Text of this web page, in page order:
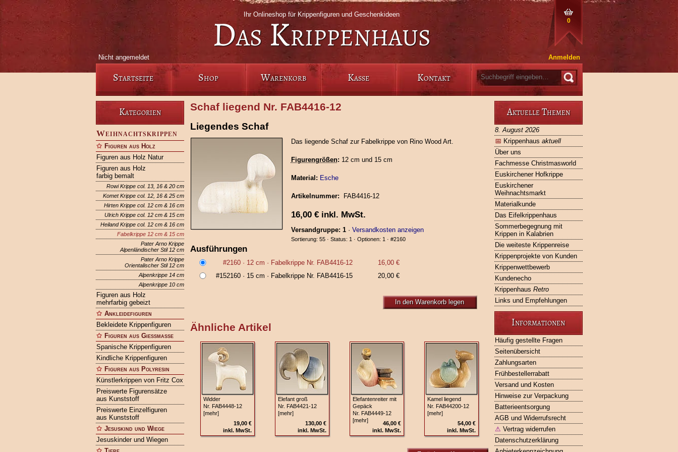
0
Ihr Onlineshop für Krippenfiguren und Geschenkideen
Das Krippenhaus
Nicht angemeldet Anmelden
Startseite Shop Warenkorb Kasse Kontakt
Kategorien
Weihnachtskrippen
Figuren aus Holz
Figuren aus Holz Natur
Figuren aus Holz
farbig bemalt
Rowi Krippe col. 13, 16 & 20 cm
Komet Krippe col. 12, 16 & 25 cm
Hirten Krippe col. 12 cm & 16 cm
Ulrich Krippe col. 12 cm & 15 cm
Heiland Krippe col. 12 cm & 16 cm
Fabelkrippe 12 cm & 15 cm
Pater Arno Krippe
Alpenländischer Stil 12 cm
Pater Arno Krippe
Orientalischer Stil 12 cm
Alpenkrippe 14 cm
Alpenkrippe 10 cm
Figuren aus Holz
mehrfarbig gebeizt
Ankleidefiguren
Bekleidete Krippenfiguren
Figuren aus Gießmasse
Spanische Krippenfiguren
Kindliche Krippenfiguren
Figuren aus Polyresin
Künstlerkrippen von Fritz Cox
Preiswerte Figurensätze
aus Kunststoff
Preiswerte Einzelfiguren
aus Kunststoff
Jesuskind und Wiege
Jesuskinder und Wiegen
Aktuelle Themen
8. August 2026
📅 Krippenhaus aktuell
Über uns
Fachmesse Christmasworld
Euskirchener Hofkrippe
Euskirchener
Weihnachtsmarkt
Materialkunde
Das Eifelkrippenhaus
Sommerbegegnung mit
Krippen in Kalabrien
Die weiteste Krippenreise
Krippenprojekte von Kunden
Krippenwettbewerb
Kundenecho
Krippenhaus Retro
Links und Empfehlungen
Informationen
Häufig gestellte Fragen
Seitenübersicht
Zahlungsarten
Frühbestellerrabatt
Versand und Kosten
Hinweise zur Verpackung
Batterieentsorgung
AGB und Widerrufsrecht
⚠ Vertrag widerrufen
Datenschutzerklärung
Schaf liegend Nr. FAB4416-12
Liegendes Schaf
Das liegende Schaf zur Fabelkrippe von Rino Wood Art.
Figurengrößen: 12 cm und 15 cm
Material: Esche
Artikelnummer: FAB4416-12
16,00 €inkl. MwSt.
Versandgruppe: 1· Versandkosten anzeigen
Sortierung: 55 · Status: 1 · Optionen: 1 · #2160
Ausführungen
#2160· 12 cm · Fabelkrippe Nr. FAB4416-12
16,00 €
#152160· 15 cm · Fabelkrippe Nr. FAB4416-15 20,00 €
In den Warenkorb legen
Ähnliche Artikel
Widder
Nr. FAB4448-12
[mehr]
19,00 €
inkl. MwSt.
Elefant groß
Nr. FAB4421-12
[mehr]
130,00 €
inkl. MwSt.
Elefantenreiter mit
Gepäck
Nr. FAB4449-12
[mehr]
46,00 €
inkl. MwSt.
Kamel liegend
Nr. FAB44200-12
[mehr]
54,00 €
inkl. MwSt.